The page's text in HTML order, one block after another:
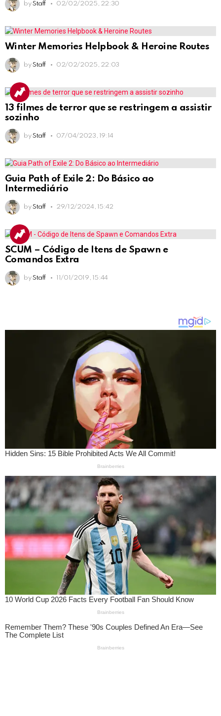
by Staff 02/02/2025, 22:30
Winter Memories Helpbook & Heroine Routes
by Staff 02/02/2025, 22:03
13 filmes de terror que se restringem a assistir
sozinho
by Staff 07/04/2023, 19:14
Guia Path of Exile 2: Do Básico ao
Intermediário
by Staff 29/12/2024, 15:42
SCUM – Código de Itens de Spawn e
Comandos Extra
by Staff 11/01/2019, 15:44